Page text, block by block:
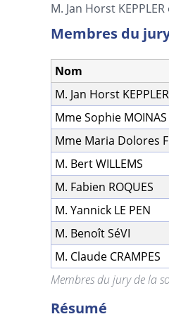
M. Jan Horst
Membres du
Membres du jury de la
Nom
M. Jan Horst KEPPLER
Mme Sophie MOINAS
Mme Maria Dolores
M. Bert WILLEMS
M. Fabien ROQUES
M. Yannick LE PEN
M. Benoît SéVI
M. Claude CRAMPES
Résumé